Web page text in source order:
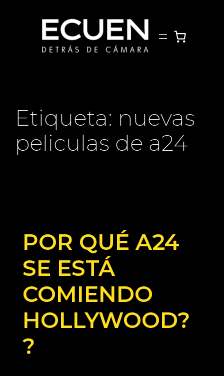
contenido
Etiqueta: nuevas
peliculas de a24
POR QUÉ A24
SE ESTÁ
COMIENDO
HOLLYWOOD?
?